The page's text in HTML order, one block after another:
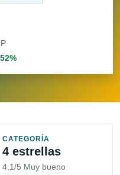
CATEGORÍA
4 estrellas
4.1/5 Muy bueno